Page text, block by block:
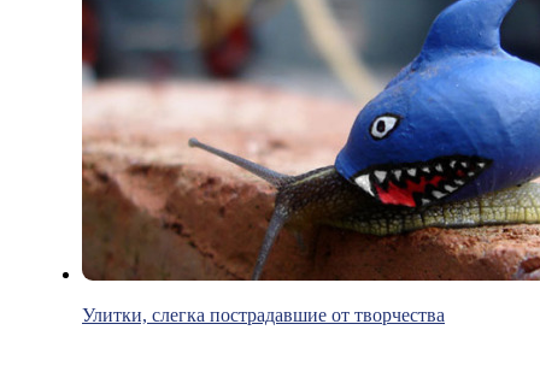
Улитки, слегка пострадавшие от творчества